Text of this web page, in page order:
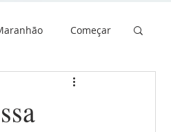
Começar